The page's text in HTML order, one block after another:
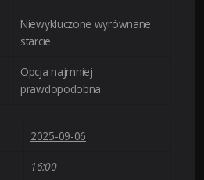
Niewykluczone wyrównane
starcie
Opcja najmniej
prawdopodobna
2025-09-06
16:00